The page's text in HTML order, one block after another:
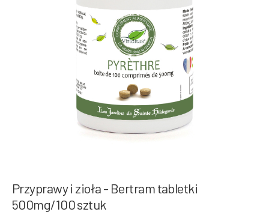
Przyprawy i zioła - Bertram tabletki
500mg/100 sztuk